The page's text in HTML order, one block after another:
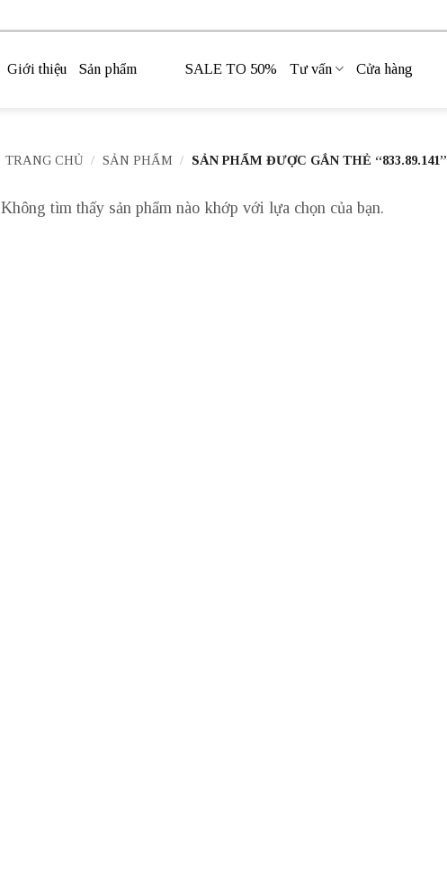
Giới thiệu Sản phẩm SALE TO 50% Tư vấn Cửa hàng
TRANG CHỦ / SẢN PHẨM / SẢN PHẨM ĐƯỢC GẮN THẺ “833.89.141”
Không tìm thấy sản phẩm nào khớp với lựa chọn của bạn.